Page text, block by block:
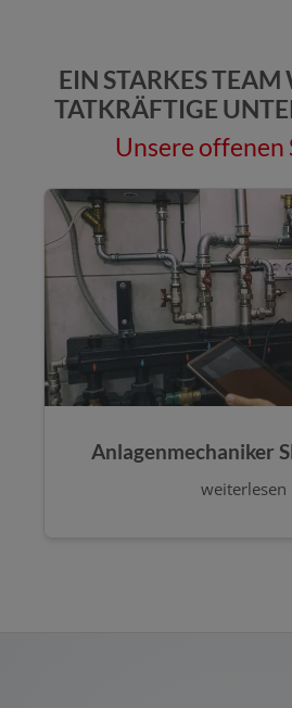
EIN STARKES TEAM
TATKRÄFTIGE
Unsere offenen
Anlagenmechaniker
weiterlesen